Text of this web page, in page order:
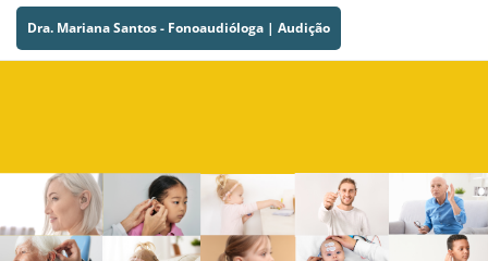
Dra. Mariana Santos - Fonoaudióloga | Audição